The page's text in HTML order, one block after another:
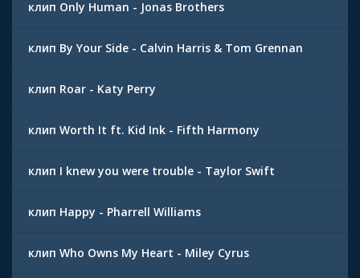
клип Only Human - Jonas Brothers
клип By Your Side - Calvin Harris & Tom Grennan
клип Roar - Katy Perry
клип Worth It ft. Kid Ink - Fifth Harmony
клип I knew you were trouble - Taylor Swift
клип Happy - Pharrell Williams
клип Who Owns My Heart - Miley Cyrus